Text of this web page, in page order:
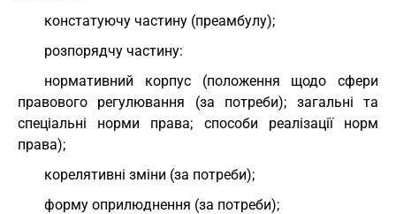
констатуючу частину (преамбулу);
розпорядчу частину:
нормативний корпус (положення щодо сфери
правового регулювання (за потреби); загальні та
спеціальні норми права; способи реалізації норм
права);
корелятивні зміни (за потреби);
форму оприлюднення (за потреби);